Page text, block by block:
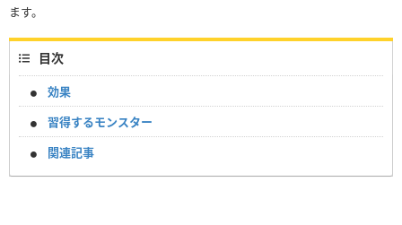
ます。
目次
効果
習得するモンスター
関連記事